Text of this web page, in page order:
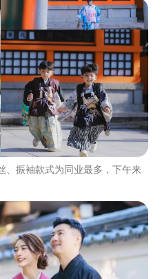
、振袖款式为同业最多，下午来